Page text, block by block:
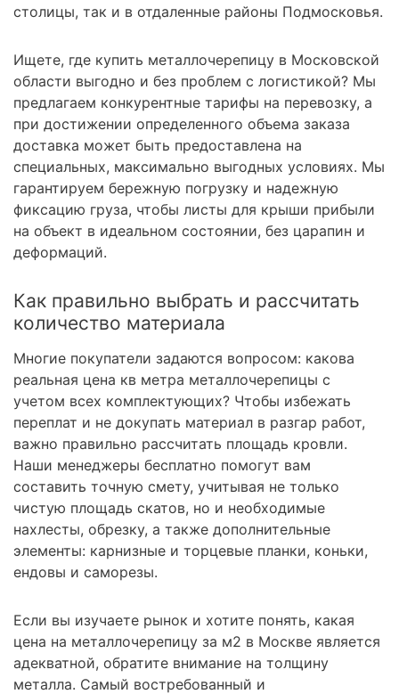
столицы, так и в отдаленные районы Подмосковья.
Ищете, где купить металлочерепицу в Московской
области выгодно и без проблем с логистикой? Мы
предлагаем конкурентные тарифы на перевозку, а
при достижении определенного объема заказа
доставка может быть предоставлена на
специальных, максимально выгодных условиях. Мы
гарантируем бережную погрузку и надежную
фиксацию груза, чтобы листы для крыши прибыли
на объект в идеальном состоянии, без царапин и
деформаций.
Как правильно выбрать и рассчитать
количество материала
Многие покупатели задаются вопросом: какова
реальная цена кв метра металлочерепицы с
учетом всех комплектующих? Чтобы избежать
переплат и не докупать материал в разгар работ,
важно правильно рассчитать площадь кровли.
Наши менеджеры бесплатно помогут вам
составить точную смету, учитывая не только
чистую площадь скатов, но и необходимые
нахлесты, обрезку, а также дополнительные
элементы: карнизные и торцевые планки, коньки,
ендовы и саморезы.
Если вы изучаете рынок и хотите понять, какая
цена на металлочерепицу за м2 в Москве является
адекватной, обратите внимание на толщину
металла. Самый востребованный и